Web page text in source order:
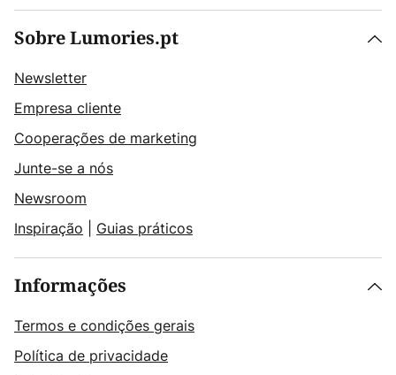
Sobre Lumories.pt
Newsletter
Empresa cliente
Cooperações de marketing
Junte-se a nós
Newsroom
Inspiração
Guias práticos
Informações
Termos e condições gerais
Política de privacidade